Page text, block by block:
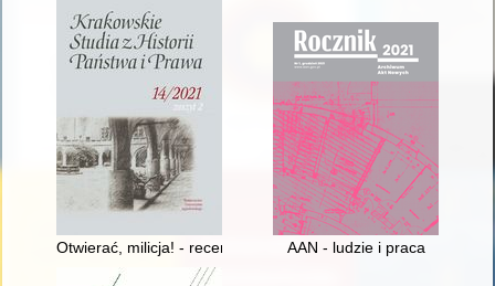
Otwierać, milicja! - recenzja] AAN - ludzie i praca